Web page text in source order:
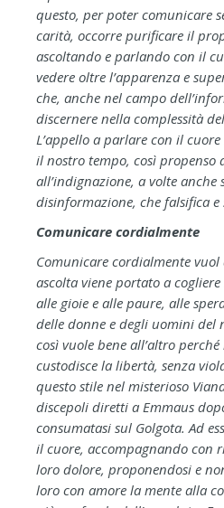
questo, per poter comunicare
carità, occorre purificare il
ascoltando e parlando con il
vedere oltre l’apparenza e
che, anche nel campo
discernere nella complessità
L’appello a parlare con il
il nostro tempo, così propenso
all’indignazione, a volte anche
disinformazione, che falsifica
Comunicare cordialmente
Comunicare cordialmente
ascolta viene portato a
alle gioie e alle paure, alle
delle donne e degli uomini del
così vuole bene all’altro
custodisce la libertà, senza
questo stile nel misterioso
discepoli diretti a Emmaus
consumatasi sul Golgota. Ad
il cuore, accompagnando con
loro dolore, proponendosi e
loro con amore la mente alla